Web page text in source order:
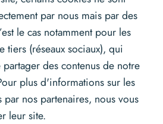
par nous mais par des
le cas notamment pour les
tiers (réseaux sociaux), qui
des contenus de notre
plus d'informations sur les
nos partenaires, nous vous
leur site.